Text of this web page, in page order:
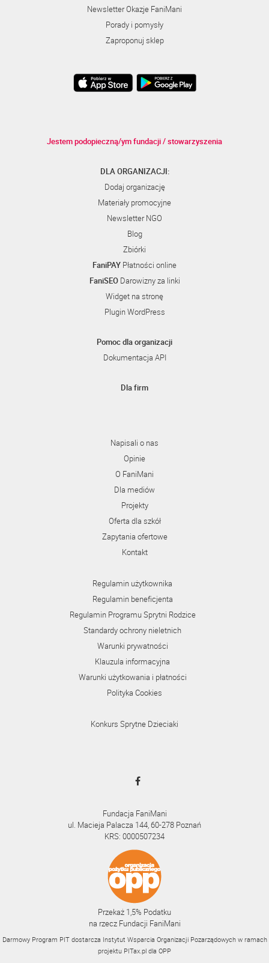
Newsletter Okazje FaniMani
Porady i pomysły
Zaproponuj sklep
Jestem podopieczną/ym fundacji / stowarzyszenia
DLA ORGANIZACJI:
Dodaj organizację
Materiały promocyjne
Newsletter NGO
Blog
Zbiórki
FaniPAY Płatności online
FaniSEODarowizny za linki
Widget na stronę
Plugin WordPress
Pomoc dla organizacji
Dokumentacja API
Dla firm
Napisali o nas
Opinie
O FaniMani
Dla mediów
Projekty
Oferta dla szkół
Zapytania ofertowe
Kontakt
Regulamin użytkownika
Regulamin beneficjenta
Regulamin Programu Sprytni Rodzice
Standardy ochrony nieletnich
Warunki prywatności
Klauzula informacyjna
Warunki użytkowania i płatności
Polityka Cookies
Konkurs Sprytne Dzieciaki
Fundacja FaniMani
ul. Macieja Palacza 144, 60-278 Poznań
KRS: 0000507234
Przekaż 1,5% Podatku
na rzecz Fundacji FaniMani
Darmowy Program PIT dostarcza Instytut Wsparcia Organizacji Pozarządowych w ramach
projektu PITax.pl dla OPP